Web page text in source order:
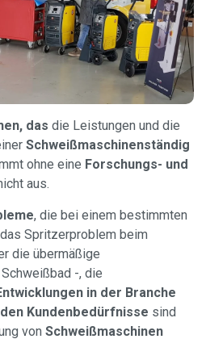
das die Leistungen und die
Schweißmaschinenständig
ohne eine Forschungs- und
aus.
, die bei einem bestimmten
Spritzerproblem beim
die übermäßige
-, die
in der Branche
Kundenbedürfnisse sind
von Schweißmaschinen